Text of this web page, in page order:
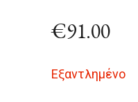
€91.00
Εξαντλημένο